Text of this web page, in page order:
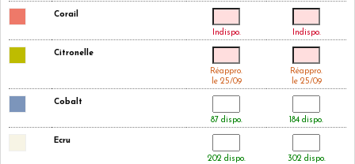
Corail
Indispo. Indispo.
Citronelle
Réappro.
le 25/09
Réappro.
le 25/09
Cobalt
87 dispo. 184 dispo.
Ecru
202 dispo. 302 dispo.